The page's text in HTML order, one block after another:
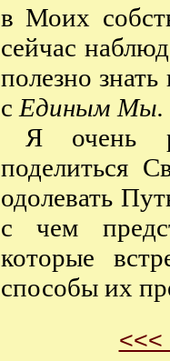
в Моих
сейчас
полезно
с Единым Мы.
Я очень
поделиться
одолевать
с чем
которые
способы их
<<<